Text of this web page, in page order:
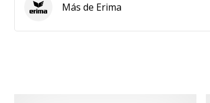
ErimaMás de Erima